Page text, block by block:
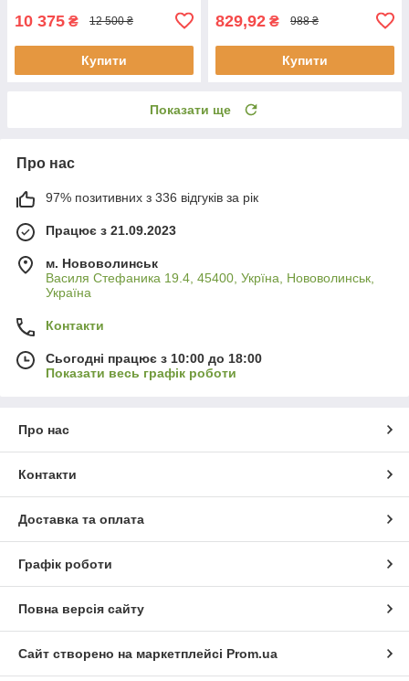
10 375 ₴ 12 500 ₴
Купити
829,92 ₴ 988 ₴
Купити
Показати ще
Про нас
97% позитивних з 336 відгуків за рік
Працює з 21.09.2023
м. Нововолинськ
Василя Стефаника 19.4, 45400, Укрїна, Нововолинськ,
Україна
Контакти
Сьогодні працює з 10:00 до 18:00
Показати весь графік роботи
Про нас
Контакти
Доставка та оплата
Графік роботи
Повна версія сайту
Сайт створено на маркетплейсі Prom.ua